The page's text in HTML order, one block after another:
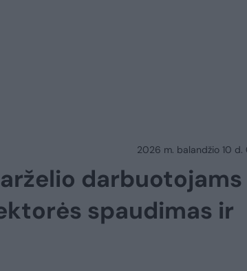
2026 m. balandžio 10 d.
darbuotojams
spaudimas ir